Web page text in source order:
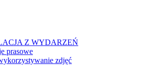
Z WYDARZEŃ
prasowe
zdjęć